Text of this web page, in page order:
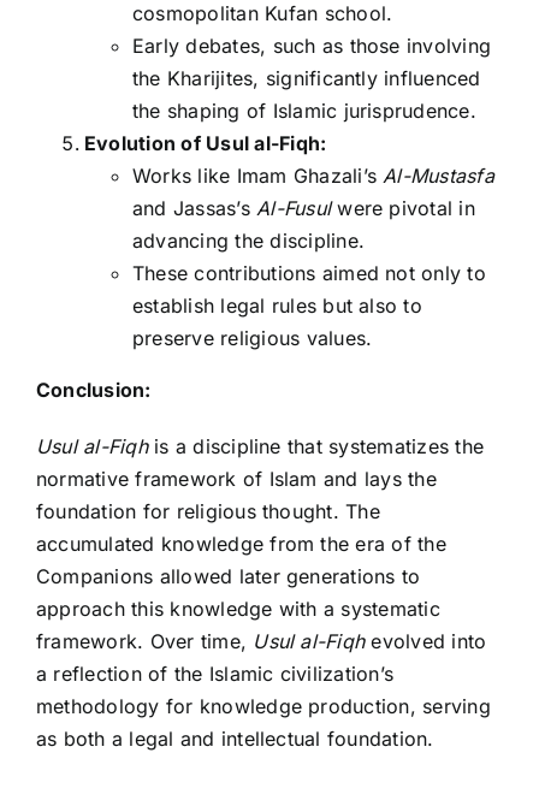
cosmopolitan Kufan school.
Early debates, such as those involving
the Kharijites, significantly influenced
the shaping of Islamic jurisprudence.
Evolution of Usul al-Fiqh:
Works like Imam Ghazali’sAl-Mustasfa
and Jassas’sAl-Fusulwere pivotal in
advancing the discipline.
These contributions aimed not only to
establish legal rules but also to
preserve religious values.
Conclusion:
Usul al-Fiqhis a discipline that systematizes the
normative framework of Islam and lays the
foundation for religious thought. The
accumulated knowledge from the era of the
Companions allowed later generations to
approach this knowledge with a systematic
framework. Over time, Usul al-Fiqhevolved into
a reflection of the Islamic civilization’s
methodology for knowledge production, serving
as both a legal and intellectual foundation.